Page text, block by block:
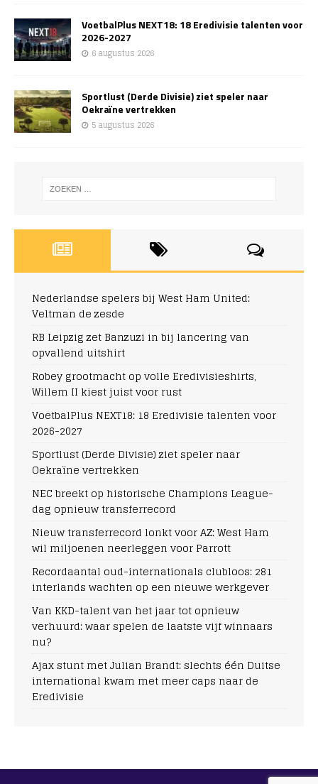
VoetbalPlus NEXT18: 18 Eredivisie talenten voor
2026-2027
6 augustus 2026
Sportlust (Derde Divisie) ziet speler naar
Oekraïne vertrekken
5 augustus 2026
Nederlandse spelers bij West Ham United:
Veltman de zesde
RB Leipzig zet Banzuzi in bij lancering van
opvallend uitshirt
Robey grootmacht op volle Eredivisieshirts,
Willem II kiest juist voor rust
VoetbalPlus NEXT18: 18 Eredivisie talenten voor
2026-2027
Sportlust (Derde Divisie) ziet speler naar
Oekraïne vertrekken
NEC breekt op historische Champions League-
dag opnieuw transferrecord
Nieuw transferrecord lonkt voor AZ: West Ham
wil miljoenen neerleggen voor Parrott
Recordaantal oud-internationals clubloos: 281
interlands wachten op een nieuwe werkgever
Van KKD-talent van het jaar tot opnieuw
verhuurd: waar spelen de laatste vijf winnaars
nu?
Ajax stunt met Julian Brandt: slechts één Duitse
international kwam met meer caps naar de
Eredivisie